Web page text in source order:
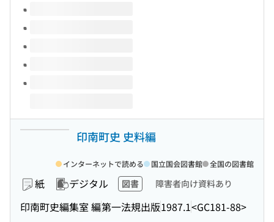
このタイトルの巻号
印南町史 史料編
紙 デジタル 図書 障害者向け資料あり
印南町史編集室 編第一法規出版1987.1<GC181-88>
インターネットで読める 国立国会図書館 全国の図書館